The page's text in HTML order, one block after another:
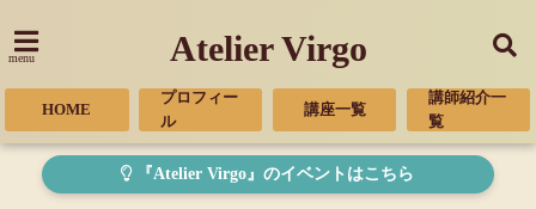
menu Atelier Virgo
HOME
プロフィー
ル
講座一覧
講師紹介一
覧
『Atelier Virgo』のイベントはこちら